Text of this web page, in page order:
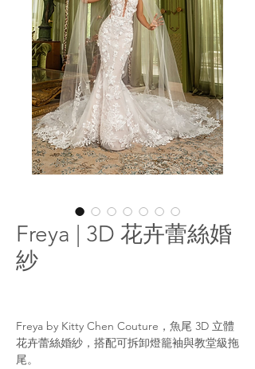
Freya | 3D 花卉蕾絲婚
紗
Freya by Kitty Chen Couture，魚尾 3D 立體
花卉蕾絲婚紗，搭配可拆卸燈籠袖與教堂級拖
尾。